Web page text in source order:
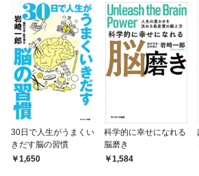
30日で人生がうまくい
きだす脳の習慣
1,650
科学的に幸せになれる
脳磨き
1,584